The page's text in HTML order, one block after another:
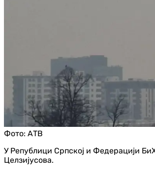
Фото: АТВ
У Републици Српској и Федерацији
Целзијусова.